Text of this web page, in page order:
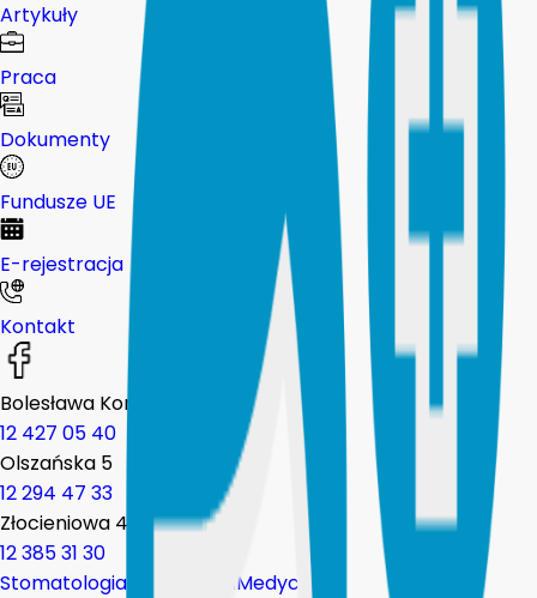
Artykuły
Praca
Dokumenty
Fundusze UE
E-rejestracja
Kontakt
Bolesława Komorowskiego 12
12 427 05 40
Olszańska 5
12 294 47 33
Złocieniowa 44
12 385 31 30
Stomatologia FizjoterapiaMedycyna